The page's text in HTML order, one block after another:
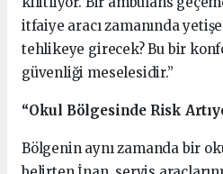
itfaiye aracı zamanında
tehlikeye girecek? Bu bir
güvenliği meselesidir.”
“Okul Bölgesinde Risk
Bölgenin aynı zamanda bir